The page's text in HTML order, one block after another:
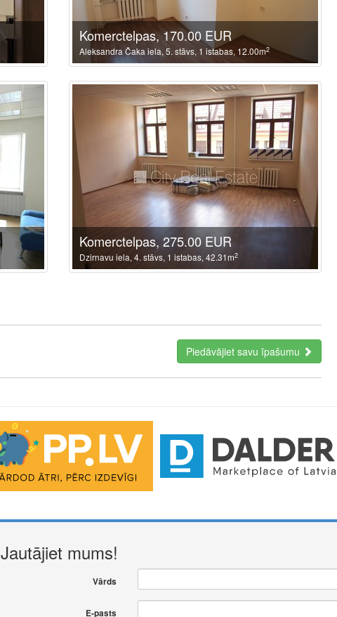
Komerctelpas, 170.00 EUR
Aleksandra Čaka iela, 5. stāvs, 1 istabas, 12.00m2
Komerctelpas, 275.00 EUR
Dzirnavu iela, 4. stāvs, 1 istabas, 42.31m2
Piedāvājiet savu īpašumu
Jautājiet mums!
Vārds
E-pasts